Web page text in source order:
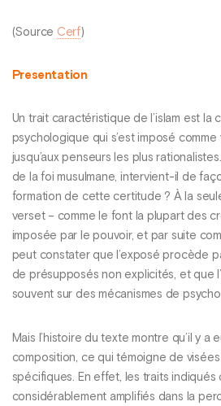
(Source Cerf)
Presentation
Un trait caractéristique de l’islam est la
psychologique qui s’est imposé comme
jusqu’aux penseurs les plus
de la foi musulmane, intervient-il de
formation de cette certitude ? À la
verset – comme le font la plupart des
imposée par le pouvoir, et par suite
peut constater que l’exposé procède
de présupposés non explicités, et que
souvent sur des mécanismes de
Mais l’histoire du texte montre qu’il y a
composition, ce qui témoigne de
spécifiques. En effet, les traits indiqués
considérablement amplifiés dans la